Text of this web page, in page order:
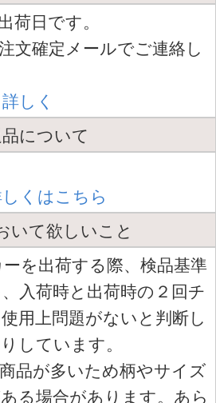
荷日です。
文確定メールでご連絡し
しく
について
くはこちら
いて欲しいこと
を出荷する際、検品基準
入荷時と出荷時の２回チ
用上問題がないと判断し
しています。
品が多いため柄やサイズ
る場合があります。あら